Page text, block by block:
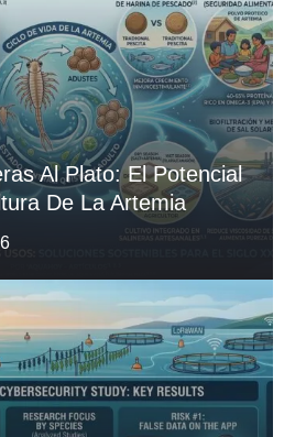
Al Plato: El Potencial
De La Artemia